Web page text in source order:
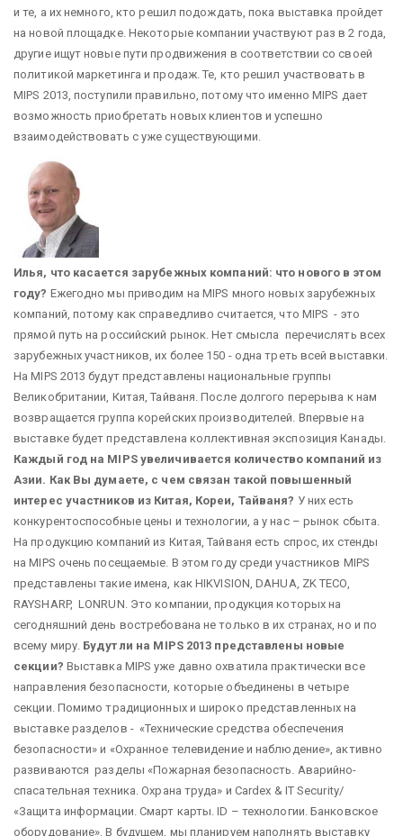
и те, а их немного, кто решил подождать, пока выставка пройдет
на новой площадке. Некоторые компании участвуют раз в 2 года,
другие ищут новые пути продвижения в соответствии со своей
политикой маркетинга и продаж. Те, кто решил участвовать в
MIPS 2013, поступили правильно, потому что именно MIPS дает
возможность приобретать новых клиентов и успешно
взаимодействовать с уже существующими.
Илья, что касается зарубежных компаний: что нового в этом
году? Ежегодно мы приводим на MIPS много новых зарубежных
компаний, потому как справедливо считается, что MIPS - это
прямой путь на российский рынок. Нет смысла перечислять всех
зарубежных участников, их более 150 - одна треть всей выставки.
На MIPS 2013 будут представлены национальные группы
Великобритании, Китая, Тайваня. После долгого перерыва к нам
возвращается группа корейских производителей. Впервые на
выставке будет представлена коллективная экспозиция Канады.
Каждый год на MIPS увеличивается количество компаний из
Азии. Как Вы думаете, с чем связан такой повышенный
интерес участников из Китая, Кореи, Тайваня? У них есть
конкурентоспособные цены и технологии, а у нас – рынок сбыта.
На продукцию компаний из Китая, Тайваня есть спрос, их стенды
на MIPS очень посещаемые. В этом году среди участников MIPS
представлены такие имена, как HIKVISION, DAHUA, ZK TECO,
RAYSHARP, LONRUN. Это компании, продукция которых на
сегодняшний день востребована не только в их странах, но и по
всему миру. Будут ли на MIPS 2013 представлены новые
секции? Выставка MIPS уже давно охватила практически все
направления безопасности, которые объединены в четыре
секции. Помимо традиционных и широко представленных на
выставке разделов - «Технические средства обеспечения
безопасности» и «Охранное телевидение и наблюдение», активно
развиваются разделы «Пожарная безопасность. Аварийно-
спасательная техника. Охрана труда» и Cardex & IT Security/
«Защита информации. Смарт карты. ID – технологии. Банковское
оборудование». В будущем, мы планируем наполнять выставку